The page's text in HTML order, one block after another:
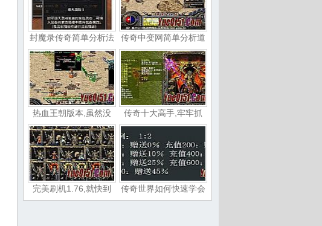
封魔录传奇简单分析法 传奇中变网简单分析道
热血王朝版本,虽然没 传奇十大高手,牢牢抓
完美刷机1.76,就快到 传奇世界如何快速学会